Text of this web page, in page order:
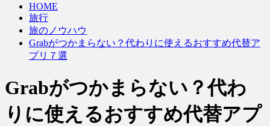
HOME
旅行
旅のノウハウ
Grabがつかまらない？代わりに使えるおすすめ代替ア
プリ７選
Grabがつかまらない？代わ
りに使えるおすすめ代替アプ